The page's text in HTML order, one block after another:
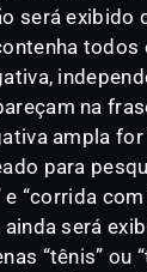
será exibido
todos
na
ampla for
para
“corrida
será
“tênis” ou